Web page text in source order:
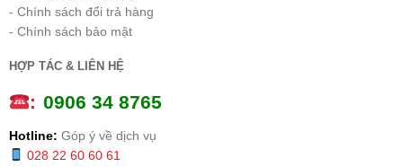
- Chính sách đổi trả hàng
- Chính sách bảo mật
HỢP TÁC & LIÊN HỆ
: 0906 34 8765
Hotline: Góp ý về dịch vụ
028 22 60 60 61